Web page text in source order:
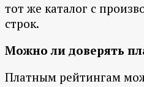
тот же каталог с
строк.
Можно ли доверять
Платным рейтингам